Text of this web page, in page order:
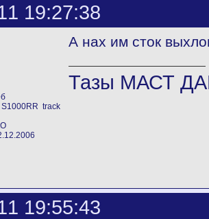
19:27:38
track
А нах им сток
Тазы МАСТ
19:55:43